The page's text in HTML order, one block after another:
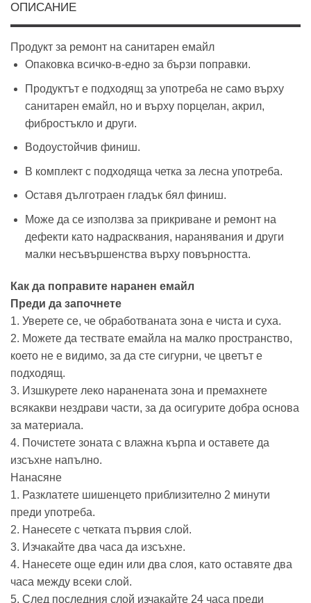
ОПИСАНИЕ
Продукт за ремонт на санитарен емайл
Опаковка всичко-в-едно за бързи поправки.
Продуктът е подходящ за употреба не само върху
санитарен емайл, но и върху порцелан, акрил,
фибростъкло и други.
Водоустойчив финиш.
В комплект с подходяща четка за лесна употреба.
Оставя дълготраен гладък бял финиш.
Може да се използва за прикриване и ремонт на
дефекти като надрасквания, наранявания и други
малки несъвършенства върху повърността.
Как да поправите наранен емайл
Преди да започнете
1. Уверете се, че обработваната зона е чиста и суха.
2. Можете да тествате емайла на малко пространство,
което не е видимо, за да сте сигурни, че цветът е
подходящ.
3. Изшкурете леко наранената зона и премахнете
всякакви нездрави части, за да осигурите добра основа
за материала.
4. Почистете зоната с влажна кърпа и оставете да
изсъхне напълно.
Нанасяне
1. Разклатете шишенцето приблизително 2 минути
преди употреба.
2. Нанесете с четката първия слой.
3. Изчакайте два часа да изсъхне.
4. Нанесете още един или два слоя, като оставяте два
часа между всеки слой.
5. След последния слой изчакайте 24 часа преди